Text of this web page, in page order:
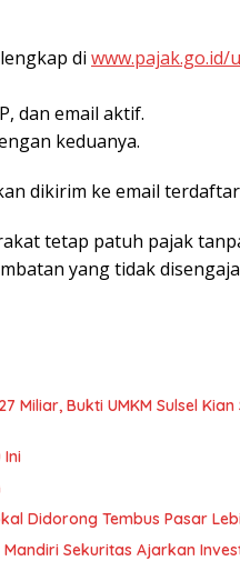
di www.pajak.go.id/
dan email aktif.
keduanya.
dikirim ke email
tetap patuh pajak
yang tidak
Miliar, Bukti UMKM Sulsel
Didorong Tembus Pasar
Sekuritas Ajarkan